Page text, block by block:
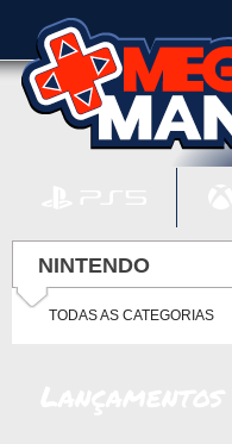
NINTENDO
TODAS AS CATEGORIAS